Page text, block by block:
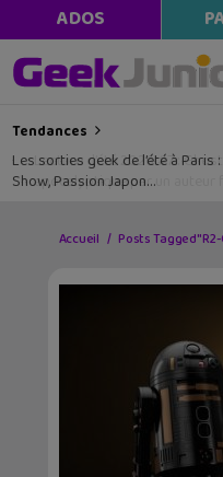
ADOS
Tendances
Les sorties geek de l’été à Paris
Show, Passion Japon…
Accueil Posts Tagged